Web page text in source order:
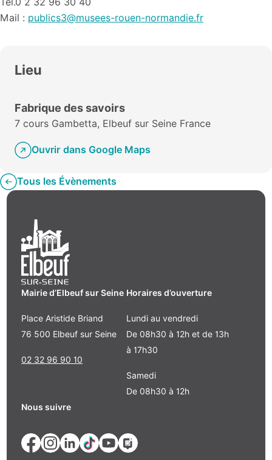
Mail : publics3@musees-rouen-normandie.fr
Lieu
Fabrique des savoirs
7 cours Gambetta, Elbeuf sur Seine France
Ouvrir dans Google Maps
Tous les Évènements
Mairie d’Elbeuf sur Seine
Place Aristide Briand
76 500 Elbeuf sur Seine
02 32 96 90 10
Horaires d’ouverture
Lundi au vendredi
De 08h30 à 12h et de 13h
à 17h30
Samedi
De 08h30 à 12h
Nous suivre